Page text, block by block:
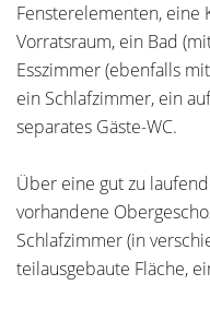
Fensterelementen, eine
Vorratsraum, ein Bad
Esszimmer (ebenfalls
ein Schlafzimmer, ein
separates Gäste-WC.
Über eine gut zu
vorhandene
Schlafzimmer (in
teilausgebaute Fläche,